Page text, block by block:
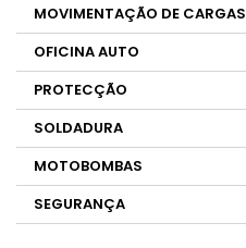
MOVIMENTAÇÃO DE CARGAS
OFICINA AUTO
PROTECÇÃO
SOLDADURA
MOTOBOMBAS
SEGURANÇA